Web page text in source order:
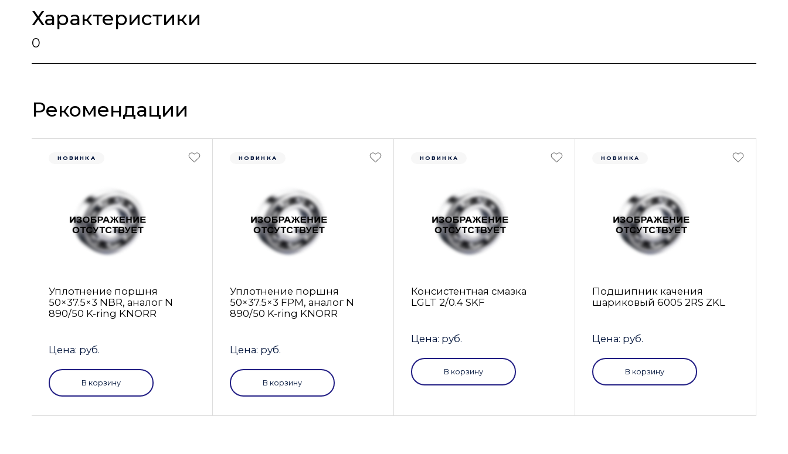
Характеристики
0
Рекомендации
НОВИНКА
Уплотнение поршня
50×37.5×3 NBR, аналог N
890/50 K-ring KNORR
Цена: руб.
В корзину
НОВИНКА
Уплотнение поршня
50×37.5×3 FРM, аналог N
890/50 K-ring KNORR
Цена: руб.
В корзину
НОВИНКА
Консистентная смазка
LGLT 2/0.4 SKF
Цена: руб.
В корзину
НОВИНКА
Подшипник качения
шариковый 6005 2RS ZKL
Цена: руб.
В корзину